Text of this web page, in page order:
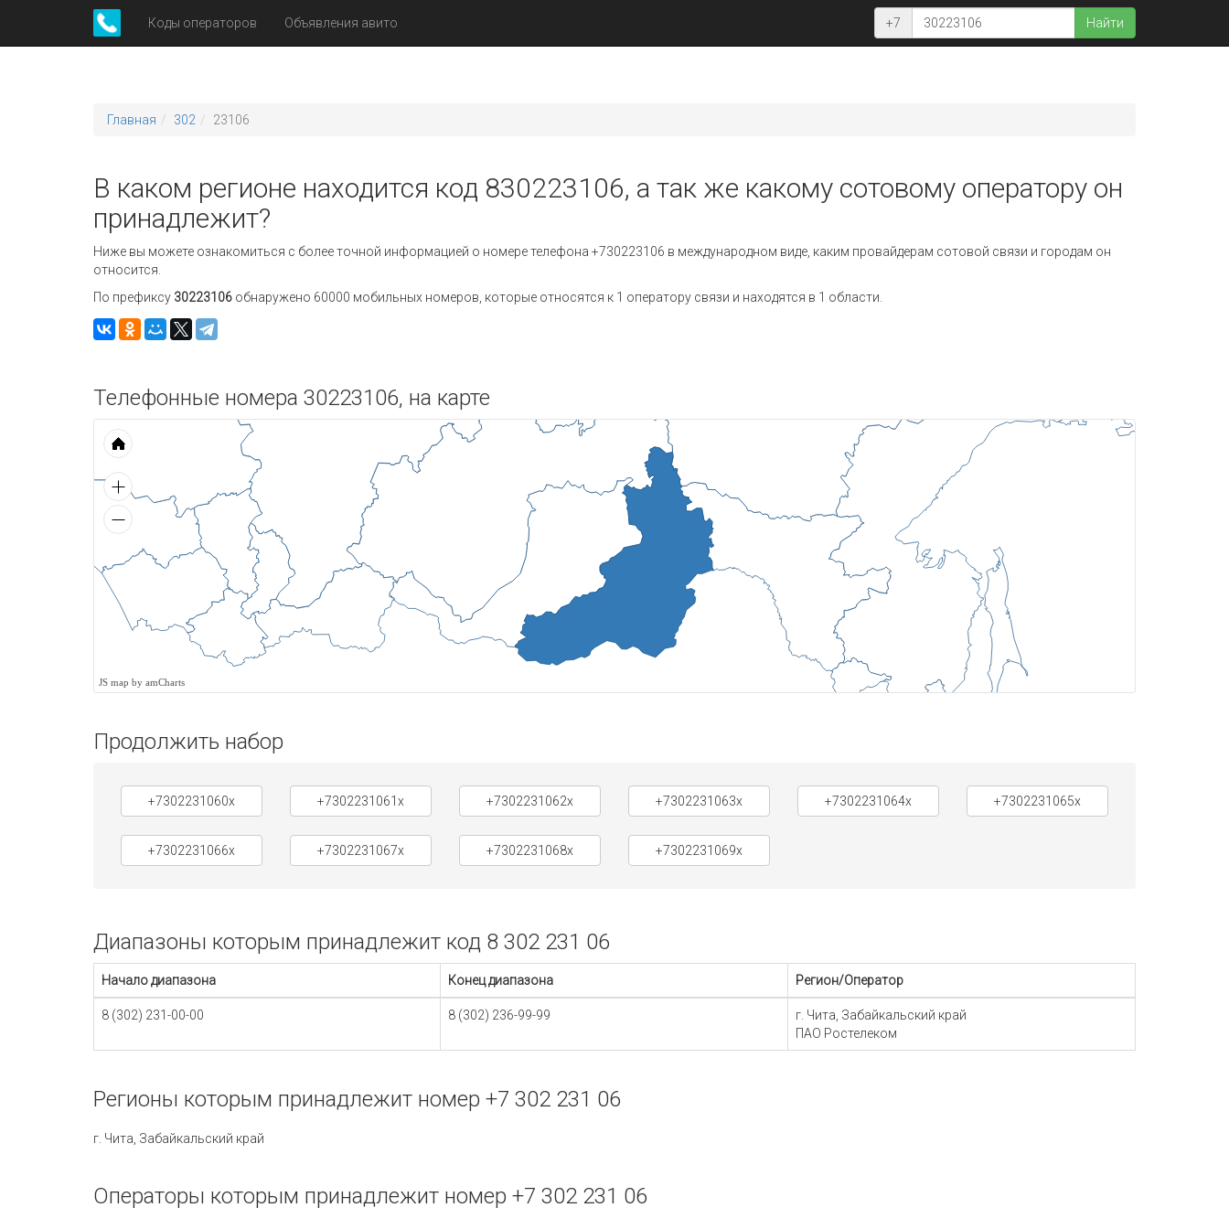
Коды операторов Объявления авито +7 Найти
Главная 302 23106
В каком регионе находится код 830223106, а так же какому сотовому оператору он
принадлежит?
Ниже вы можете ознакомиться с более точной информацией о номере телефона +730223106 в международном виде, каким провайдерам сотовой связи и городам он
относится.
По префиксу 30223106 обнаружено 60000 мобильных номеров, которые относятся к 1 оператору связи и находятся в 1 области.
Телефонные номера 30223106, на карте
JS map by amCharts
Продолжить набор
+7302231060x +7302231061x +7302231062x +7302231063x +7302231064x +7302231065x
+7302231066x +7302231067x +7302231068x +7302231069x
Диапазоны которым принадлежит код 8 302 231 06
Начало диапазона Конец диапазона Регион/Оператор
8 (302) 231-00-00 8 (302) 236-99-99
г. Чита, Забайкальский край
ПАО Ростелеком
Регионы которым принадлежит номер +7 302 231 06
г. Чита, Забайкальский край
Операторы которым принадлежит номер +7 302 231 06